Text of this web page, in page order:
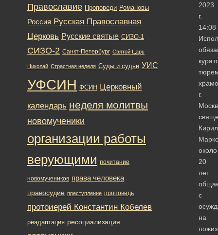
2023
г.
14:08
г.
около
20
лет
с
на
Православие Проповеди Романовы
Россия Русская Православная
Церковь Русские святые СИЗО-1
СИЗО-2 Санкт-Петербург Святой Царь
Николай Страстная неделя Суды и судьи УИС
УФСИН ФСИН Церковный
календарь неделя молитвы
новомученики
организации работы
верующими почитание
новомучеников права человека
правосудие преступление проповедь
протоиерей Константин Кобелев
реадаптация ресоциализация